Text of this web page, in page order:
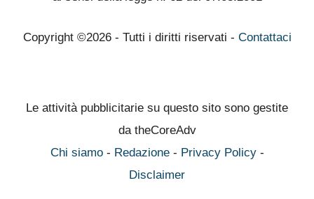
Copyright ©2026 - Tutti i diritti riservati - Contattaci
Le attività pubblicitarie su questo sito sono gestite
da theCoreAdv
Chi siamo- Redazione- Privacy Policy-
Disclaimer